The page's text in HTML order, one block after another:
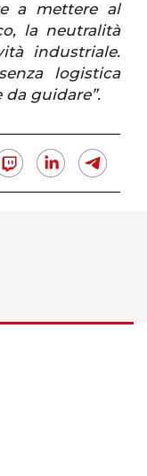
a mettere al
la neutralità
industriale.
logistica
guidare”.